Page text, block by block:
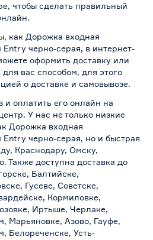
чтобы сделать правильный
как Дорожка входная
черно-серая, в интернет-
оформить доставку или
вас способом, для этого
о доставке и самовывозе.
и оплатить его онлайн на
У нас не только низкие
Дорожка входная
черно-серая, но и быстрая
Краснодару, Омску,
Также доступна доставка до
Балтийске,
Гусеве, Советске,
Кормиловке,
Иртыше, Черлаке,
Марьяновке, Азово, Гауфе,
Белореченске, Усть-